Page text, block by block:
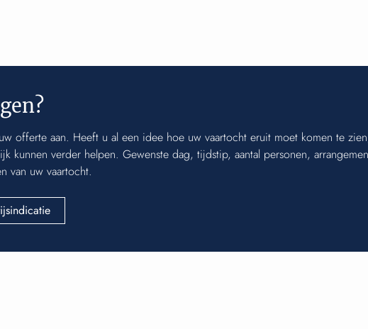
offerte aan. Heeft u al een idee hoe uw vaartocht eruit moet komen te
kunnen verder helpen. Gewenste dag, tijdstip, aantal personen,
van uw vaartocht.